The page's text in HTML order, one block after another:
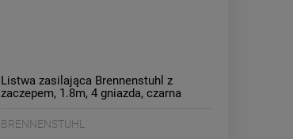
Listwa zasilająca Brennenstuhl z
zaczepem, 1.8m, 4 gniazda, czarna
BRENNENSTUHL